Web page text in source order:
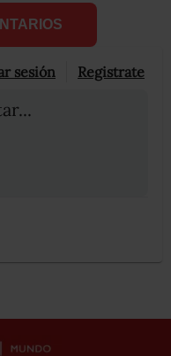
sesión Registrate